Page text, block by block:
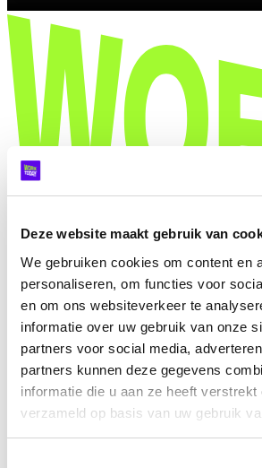
Deze website maakt gebruik van
We gebruiken cookies om content en
personaliseren, om functies voor
en om ons websiteverkeer te
informatie over uw gebruik van onze
partners voor social media,
partners kunnen deze gegevens
informatie die u aan ze heeft verstrekt
verzameld op basis van uw gebruik
Hoe werkt het
Sectoren